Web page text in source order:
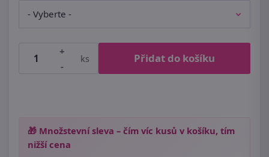
+
-
ks Přidat do košíku
🎁 Množstevní sleva – čím víc kusů v košíku, tím
nižší cena